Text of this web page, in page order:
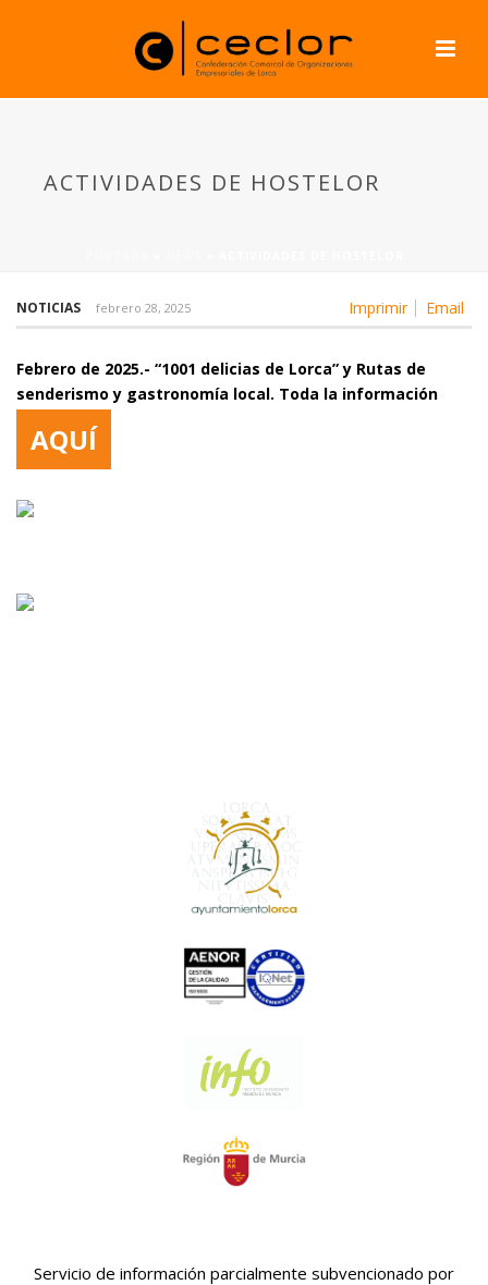
ACTIVIDADES DE HOSTELOR
Imprimir Email
NOTICIAS febrero 28, 2025
Febrero de 2025.- “1001 delicias de Lorca” y Rutas de
senderismo y gastronomía local. Toda la información
AQUÍ
Servicio de información parcialmente subvencionado por